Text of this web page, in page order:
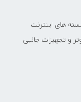
های اینترنت
و تجهیزات جانبی